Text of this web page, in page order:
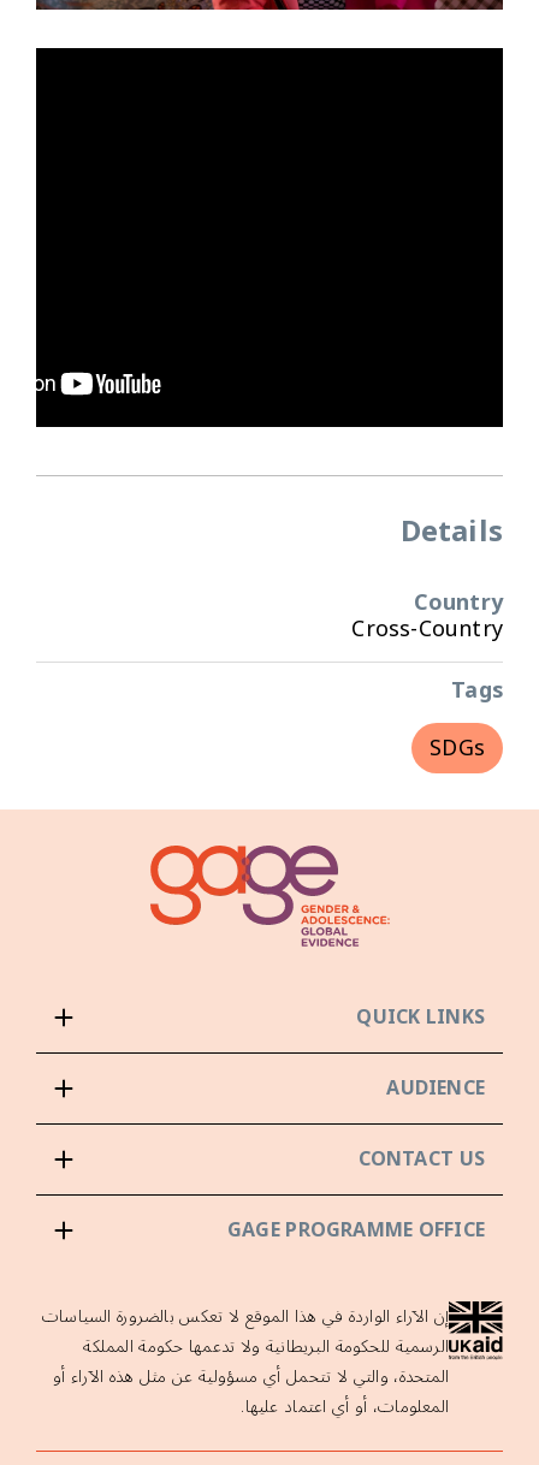
Details
Country
Cross-Country
Tags
SDGs
QUICK LINKS
AUDIENCE
CONTACT US
GAGE PROGRAMME OFFICE
إن الآراء الواردة في هذا الموقع لا تعكس بالضرورة السياسات
الرسمية للحكومة البريطانية ولا تدعمها حكومة المملكة
المتحدة، والتي لا تتحمل أي مسؤولية عن مثل هذه الآراء أو
المعلومات، أو أي اعتماد عليها.